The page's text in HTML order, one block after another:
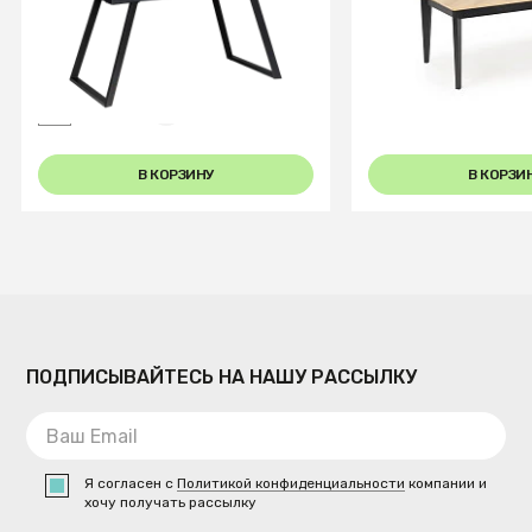
Стол Пеле 120-150 Automatic
Light matte glass
В КОРЗИНУ
Стол обеденный
EDMONDO 160
(дуб/черный)
В
ПОДПИСЫВАЙТЕСЬ НА НАШУ РАССЫЛКУ
Я согласен сПолитикой конфиденциальности компании и
хочу получать рассылку